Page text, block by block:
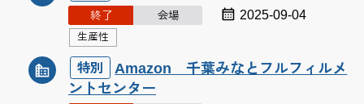
終了 会場 2025-09-04
生産性
特別
Amazon 千葉みなとフルフィルメ
ントセンター